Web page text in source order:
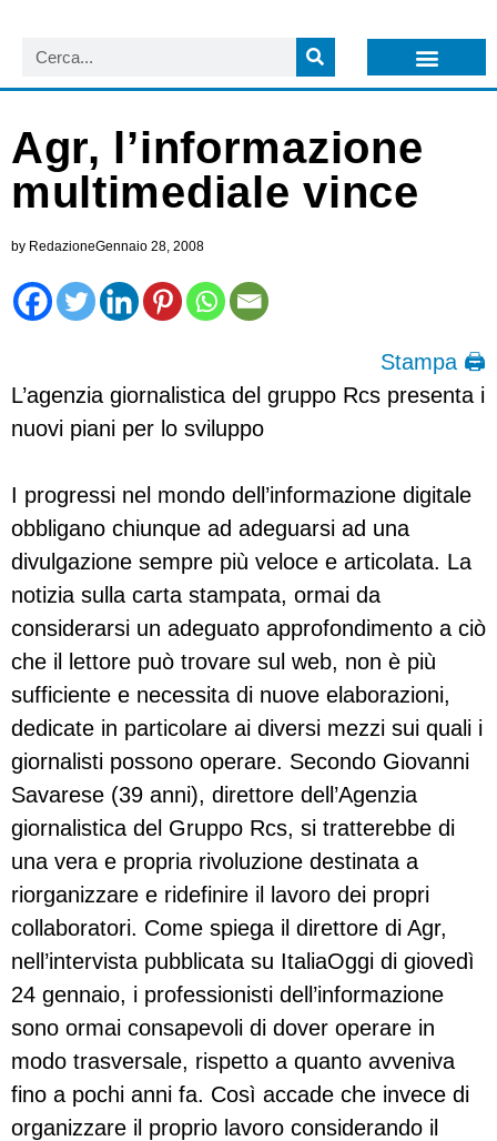
Agr, l’informazione
multimediale vince
by RedazioneGennaio 28, 2008
Stampa 🖨
L’agenzia giornalistica del gruppo Rcs presenta i
nuovi piani per lo sviluppo
I progressi nel mondo dell’informazione digitale
obbligano chiunque ad adeguarsi ad una
divulgazione sempre più veloce e articolata. La
notizia sulla carta stampata, ormai da
considerarsi un adeguato approfondimento a ciò
che il lettore può trovare sul web, non è più
sufficiente e necessita di nuove elaborazioni,
dedicate in particolare ai diversi mezzi sui quali i
giornalisti possono operare. Secondo Giovanni
Savarese (39 anni), direttore dell’Agenzia
giornalistica del Gruppo Rcs, si tratterebbe di
una vera e propria rivoluzione destinata a
riorganizzare e ridefinire il lavoro dei propri
collaboratori. Come spiega il direttore di Agr,
nell’intervista pubblicata su ItaliaOggi di giovedì
24 gennaio, i professionisti dell’informazione
sono ormai consapevoli di dover operare in
modo trasversale, rispetto a quanto avveniva
fino a pochi anni fa. Così accade che invece di
organizzare il proprio lavoro considerando il